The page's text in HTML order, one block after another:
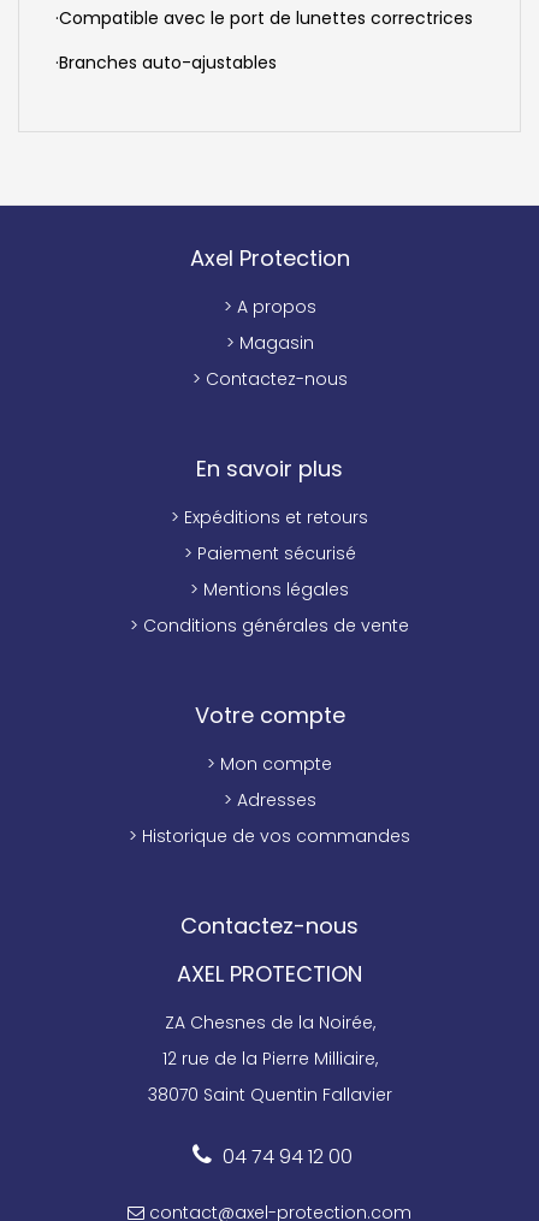
·Compatible avec le port de lunettes correctrices
·Branches auto-ajustables
Axel Protection
> A propos
> Magasin
> Contactez-nous
En savoir plus
> Expéditions et retours
> Paiement sécurisé
> Mentions légales
> Conditions générales de vente
Votre compte
> Mon compte
> Adresses
> Historique de vos commandes
Contactez-nous
AXEL PROTECTION
ZA Chesnes de la Noirée,
12 rue de la Pierre Milliaire,
38070 Saint Quentin Fallavier
04 74 94 12 00
contact@axel-protection.com